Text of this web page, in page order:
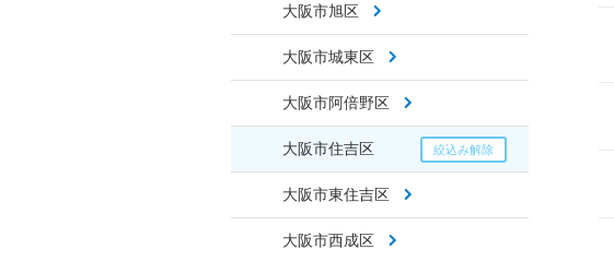
大阪市旭区
大阪市城東区
大阪市阿倍野区
大阪市住吉区
大阪市東住吉区
大阪市西成区